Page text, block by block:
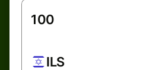
ILS